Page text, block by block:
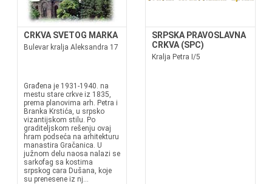
CRKVA SVETOG MARKA
Bulevar kralja Aleksandra 17
Građena je 1931-1940. na
mestu stare crkve iz 1835,
prema planovima arh. Petra i
Branka Krstića, u srpsko
vizantijskom stilu. Po
graditeljskom rešenju ovaj
hram podseća na arhitekturu
manastira Gračanica. U
južnom delu naosa nalazi se
sarkofag sa kostima
srpskog cara Dušana, koje
su prenesene iz nj...
SRPSKA PRAVOSLAVNA
CRKVA (SPC)
Kralja Petra I/5